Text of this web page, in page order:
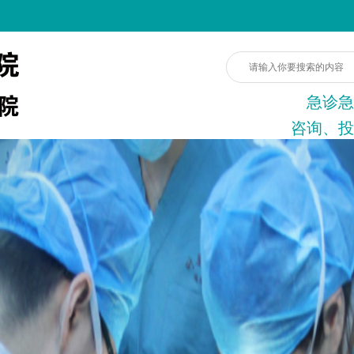
急诊
咨询、